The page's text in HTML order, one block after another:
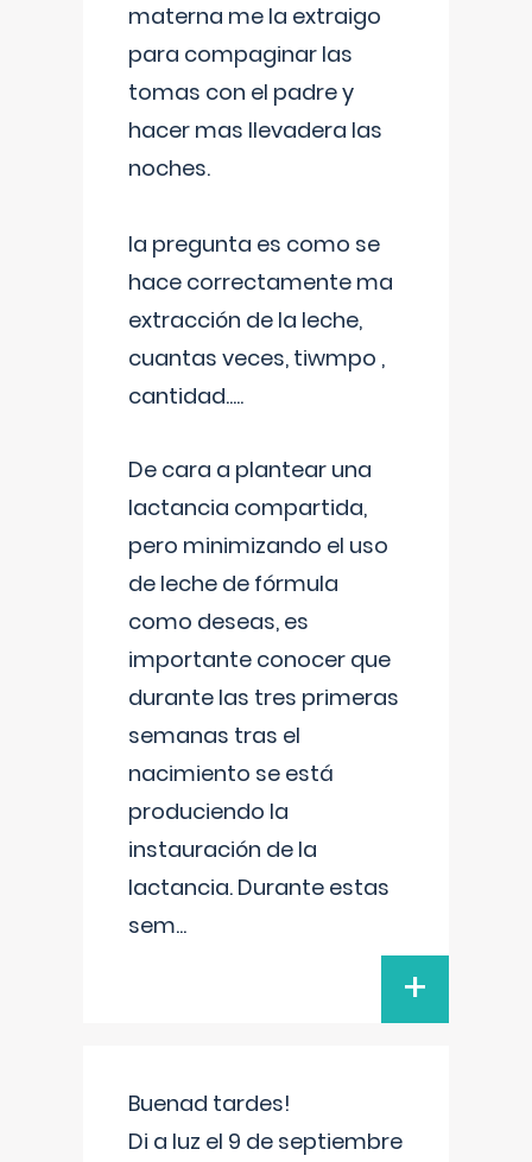
materna me la extraigo
para compaginar las
tomas con el padre y
hacer mas llevadera las
noches.
la pregunta es como se
hace correctamente ma
extracción de la leche,
cuantas veces, tiwmpo ,
cantidad.....
De cara a plantear una
lactancia compartida,
pero minimizando el uso
de leche de fórmula
como deseas, es
importante conocer que
durante las tres primeras
semanas tras el
nacimiento se está
produciendo la
instauración de la
lactancia. Durante estas
sem...
+
Buenad tardes!
Di a luz el 9 de septiembre